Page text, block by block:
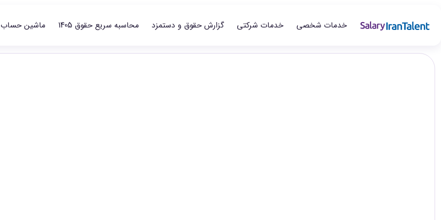
خدمات شخصی خدمات شرکتی گزارش حقوق و دستمزد محاسبه سریع حقوق 1405 ماشین حساب